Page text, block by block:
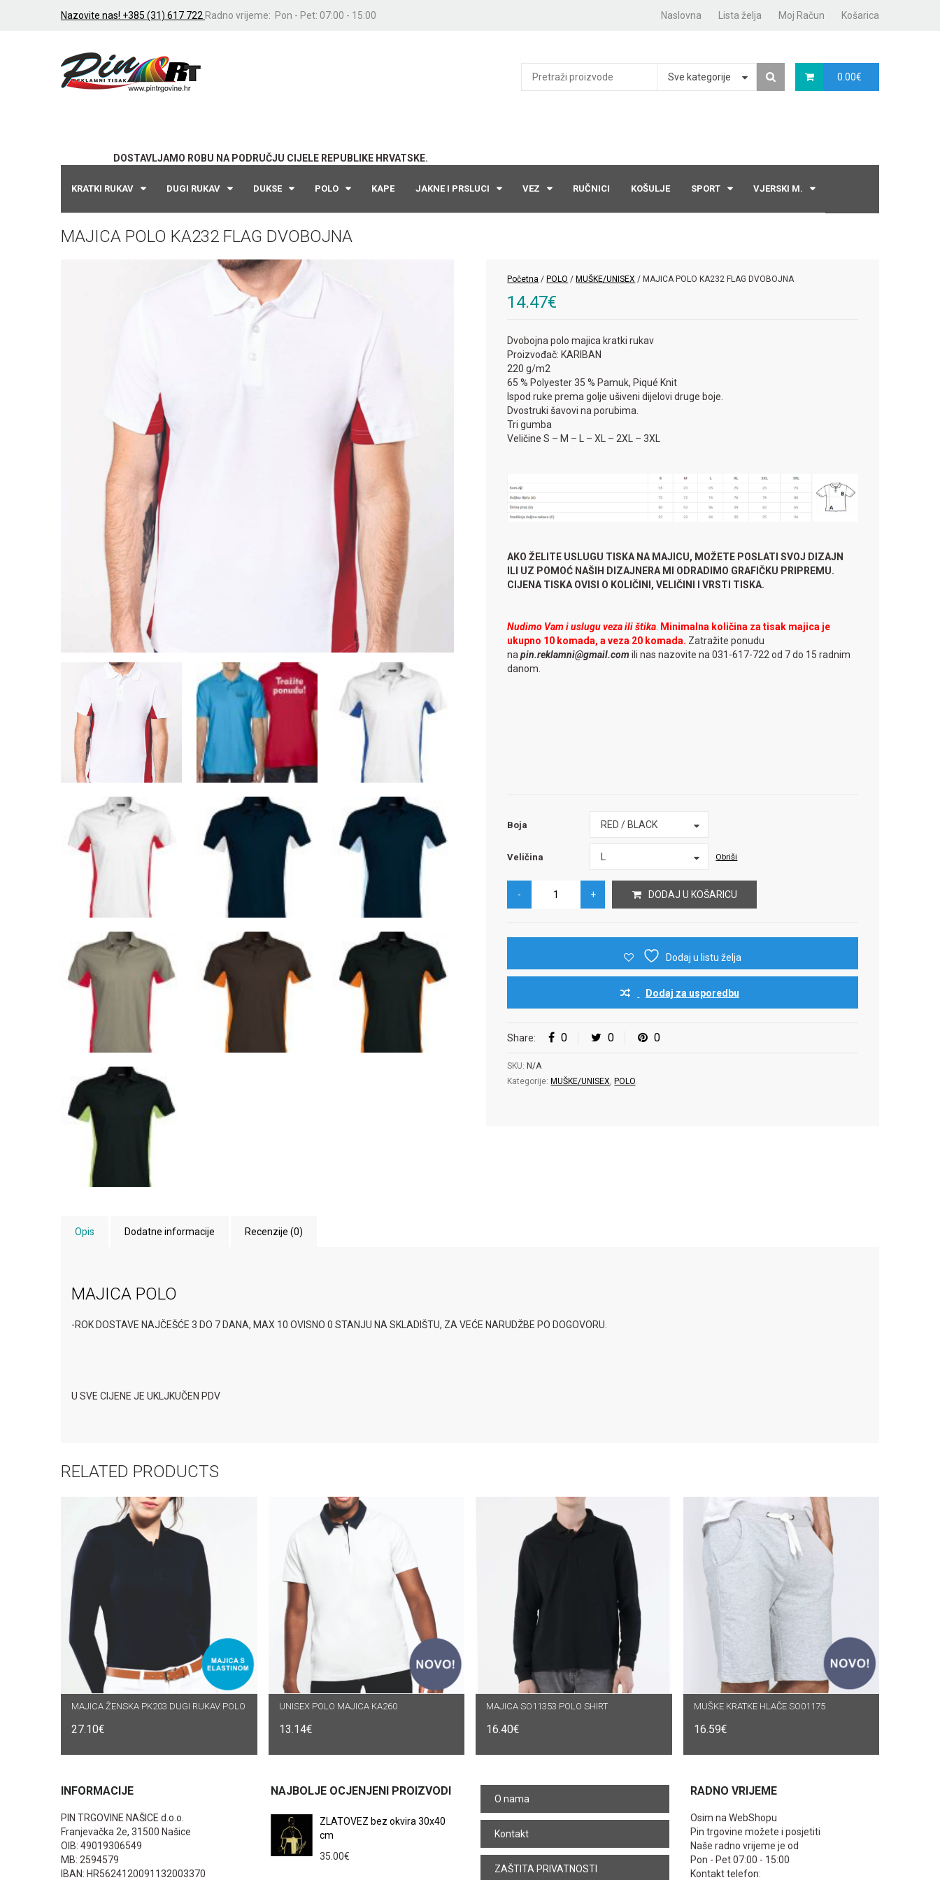
Nazovite nas! +385 (31) 617 722 Radno vrijeme: Pon - Pet: 07:00 - 15:00 Naslovna Lista želja Moj Račun Košarica
DOSTAVLJAMO ROBU NA PODRUČJU CIJELE REPUBLIKE HRVATSKE.
0.00€
Sve kategorije
KRATKI RUKAV DUGI RUKAV DUKSE POLO KAPE JAKNE I PRSLUCI VEZ RUČNICI KOŠULJE SPORT VJERSKI M.
MAJICA POLO KA232 FLAG DVOBOJNA
Početna / POLO / MUŠKE/UNISEX / MAJICA POLO KA232 FLAG DVOBOJNA
14.47€
Dvobojna polo majica kratki rukav
Proizvođač: KARIBAN
220 g/m2
65 % Polyester 35 % Pamuk, Piqué Knit
Ispod ruke prema golje ušiveni dijelovi druge boje.
Dvostruki šavovi na porubima.
Tri gumba
Veličine S – M – L – XL – 2XL – 3XL
AKO ŽELITE USLUGU TISKA NA MAJICU, MOŽETE POSLATI SVOJ DIZAJN
ILI UZ POMOĆ NAŠIH DIZAJNERA MI ODRADIMO GRAFIČKU PRIPREMU.
CIJENA TISKA OVISI O KOLIČINI, VELIČINI I VRSTI TISKA.
Nudimo Vam i uslugu veza ili štika Minimalna količina za tisak majica je
ukupno 10 komada, a veza 20 komada. Zatražite ponudu
napin.reklamni@gmail.com ili nas nazovite na 031-617-722 od 7 do 15 radnim
danom.
Boja RED / BLACK
Boja
Veličina Veličina Obriši
DODAJ U KOŠARICU
Dodaj u listu želja
Dodaj za usporedbu
Share: 0 0 0
SKU: N/A
Kategorije: MUŠKE/UNISEX, POLO.
Opis Dodatne informacije Recenzije (0)
MAJICA POLO
-ROK DOSTAVE NAJČEŠĆE 3 DO 7 DANA, MAX 10 OVISNO 0 STANJU NA SKLADIŠTU, ZA VEĆE NARUDŽBE PO DOGOVORU.
U SVE CIJENE JE UKLJKUČEN PDV
RELATED PRODUCTS
MAJICA ŽENSKA PK203 DUGI RUKAV POLO
27.10€
ODABERI OPCIJE UNISEX POLO MAJICA KA260
13.14€
ODABERI OPCIJE MAJICA SO11353 POLO SHIRT
16.40€
ODABERI OPCIJE MUŠKE KRATKE HLAČE SO01175
16.59€
ODABERI OPCIJE
INFORMACIJE
PIN TRGOVINE NAŠICE d.o.o.
Franjevačka 2e, 31500 Našice
OIB: 49019306549
MB: 2594579
IBAN: HR5624120091132003370
NAJBOLJE OCJENJENI PROIZVODI
ZLATOVEZ bez okvira 30x40
cm
35.00€
O nama
Kontakt
ZAŠTITA PRIVATNOSTI
RADNO VRIJEME
Osim na WebShopu
Pin trgovine možete i posjetiti
Naše radno vrijeme je od
Pon - Pet 07:00 - 15:00
Kontakt telefon: